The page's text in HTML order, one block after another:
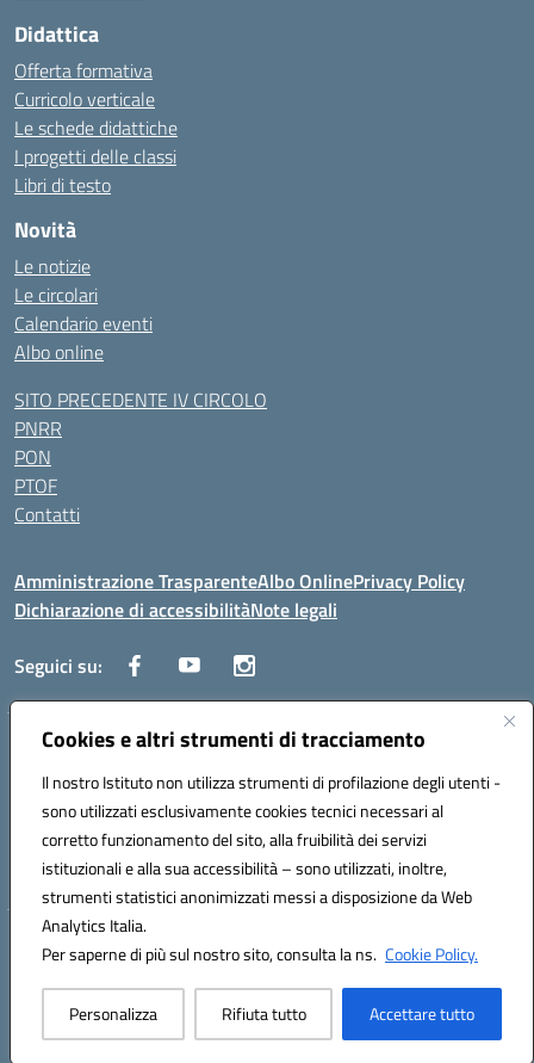
Cookies e altri strumenti di tracciamento
Il nostro Istituto non utilizza strumenti di profilazione degli utenti -
sono utilizzati esclusivamente cookies tecnici necessari al
corretto funzionamento del sito, alla fruibilità dei servizi
istituzionali e alla sua accessibilità – sono utilizzati, inoltre,
strumenti statistici anonimizzati messi a disposizione da Web
Analytics Italia.
Per saperne di più sul nostro sito, consulta la ns. Cookie Policy.
Personalizza Rifiuta tutto Accettare tutto
Didattica
Offerta formativa
Curricolo verticale
Le schede didattiche
I progetti delle classi
Libri di testo
Novità
Le notizie
Le circolari
Calendario eventi
Albo online
SITO PRECEDENTE IV CIRCOLO
PNRR
PON
PTOF
Contatti
Amministrazione TrasparenteAlbo OnlinePrivacy Policy
Dichiarazione di accessibilitàNote legali
Seguici su:
Traversa Fondo d'Orto n.19B - Cap 80053 - Castellammare di Stabia
(NA) - Tel. 0818701043 - Mail: naic847006@istruzione.it - PEC:
Codice meccanografico: NAIC847006 - Codice iPA: istsc_naic847006 -
C.F. 82009060631 - Codice univoco fatturazione elettronica (CUF):
UFUAUC
Hosting & Powered by 3D Solution S.r.l.
Concept & Design by Designers Italia